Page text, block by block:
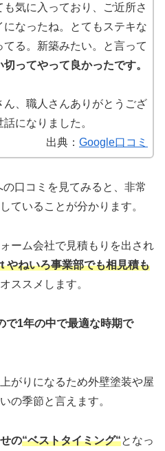
気に入っており、ご近所さ
になったね。とてもステキな
てる。新築みたい。と言って
切ってやって良かったです。
ん、職人さんありがとうござ
になりました。
出典： Google口コミ
口コミを見てみると、非常
ていることが分かります。
ーム会社で見積もりを出され
やねいろ事業部でも相見積も
ススメします。
で1年の中で最適な時期で
がりになるため外壁塗装や屋
の季節と言えます。
の“ベストタイミング“となっ